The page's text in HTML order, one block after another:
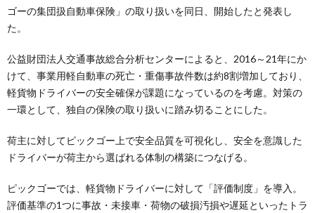
ゴーの集団扱自動車保険」の取り扱いを同日、開始したと発表し
た。
公益財団法人交通事故総合分析センターによると、2016～21年にか
けて、事業用軽自動車の死亡・重傷事故件数は約8割増加しており、
軽貨物ドライバーの安全確保が課題になっているのを考慮。対策の
一環として、独自の保険の取り扱いに踏み切ることにした。
荷主に対してピックゴー上で安全品質を可視化し、安全を意識した
ドライバーが荷主から選ばれる体制の構築につなげる。
ピックゴーでは、軽貨物ドライバーに対して「評価制度」を導入。
評価基準の1つに事故・未接車・荷物の破損汚損や遅延といったトラ